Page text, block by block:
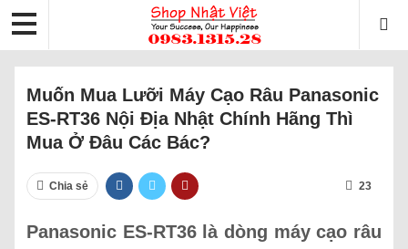
Muốn Mua Lưỡi Máy Cạo Râu Panasonic
ES-RT36 Nội Địa Nhật Chính Hãng Thì
Mua Ở Đâu Các Bác?
Chia sẻ 23
Panasonic ES-RT36 là dòng máy cạo râu